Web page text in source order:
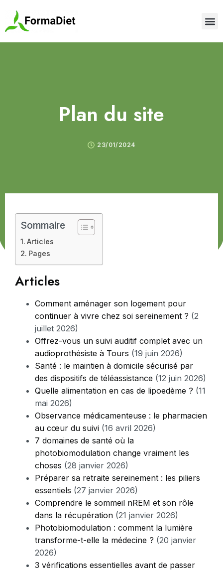
Plan du site
23/01/2024
Sommaire
Articles
Pages
Articles
Comment aménager son logement pour
continuer à vivre chez soi sereinement ? (2
juillet 2026)
Offrez-vous un suivi auditif complet avec un
audioprothésiste à Tours (19 juin 2026)
Santé : le maintien à domicile sécurisé par
des dispositifs de téléassistance (12 juin 2026)
Quelle alimentation en cas de lipoedème ? (11
mai 2026)
Observance médicamenteuse : le pharmacien
au cœur du suivi (16 avril 2026)
7 domaines de santé où la
photobiomodulation change vraiment les
choses (28 janvier 2026)
Préparer sa retraite sereinement : les piliers
essentiels (27 janvier 2026)
Comprendre le sommeil nREM et son rôle
dans la récupération (21 janvier 2026)
Photobiomodulation : comment la lumière
transforme-t-elle la médecine ? (20 janvier
2026)
3 vérifications essentielles avant de passer